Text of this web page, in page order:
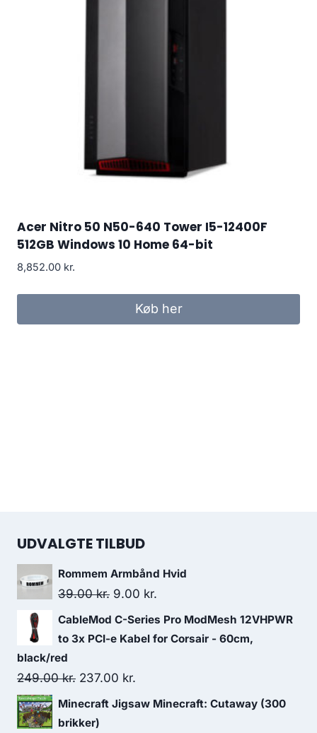
Acer Nitro 50 N50-640 Tower I5-12400F
512GB Windows 10 Home 64-bit
8,852.00 kr.
Køb her
UDVALGTE TILBUD
Rommem Armbånd Hvid
39.00kr. Original
price
was:
9.00 kr.
price
is:
CableMod C-Series Pro ModMesh 12VHPWR
to 3x PCI-e Kabel for Corsair - 60cm,
black/red
249.00kr. Original
price
was:
237.00 kr.
price
Minecraft Jigsaw Minecraft: Cutaway (300
brikker)